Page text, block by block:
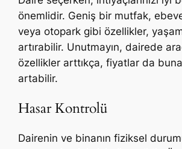
önemlidir. Geniş bir mutfak,
veya otopark gibi özellikler,
artırabilir. Unutmayın, dairede
özellikler arttıkça, fiyatlar da
artabilir.
Hasar Kontrolü
Dairenin ve binanın fiziksel